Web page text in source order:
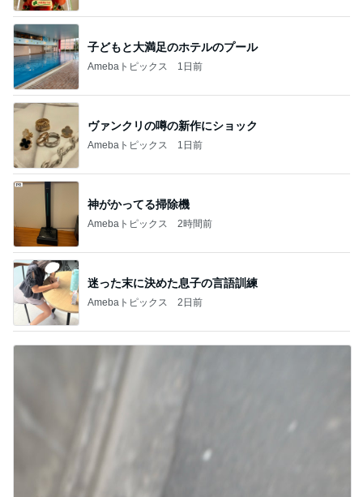
子どもと大満足のホテルのプール
Amebaトピックス 1日前
ヴァンクリの噂の新作にショック
Amebaトピックス 1日前
神がかってる掃除機
Amebaトピックス 2時間前
迷った末に決めた息子の言語訓練
Amebaトピックス 2日前